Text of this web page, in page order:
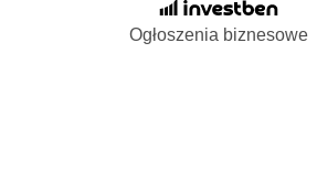
Ogłoszenia biznesowe